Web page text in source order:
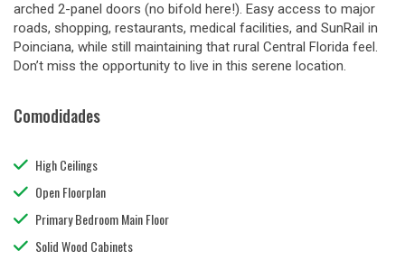
arched 2-panel doors (no bifold here!). Easy access to major
roads, shopping, restaurants, medical facilities, and SunRail in
Poinciana, while still maintaining that rural Central Florida feel.
Don’t miss the opportunity to live in this serene location.
Comodidades
High Ceilings
Open Floorplan
Primary Bedroom Main Floor
Solid Wood Cabinets